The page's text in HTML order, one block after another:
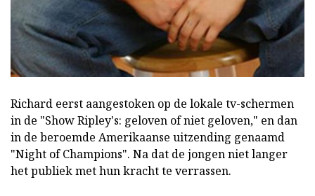
Richard eerst aangestoken op de lokale tv-schermen
in de "Show Ripley's: geloven of niet geloven," en dan
in de beroemde Amerikaanse uitzending genaamd
"Night of Champions". Na dat de jongen niet langer
het publiek met hun kracht te verrassen.